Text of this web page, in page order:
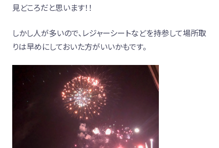
見どころだと思います！！
しかし人が多いので、レジャーシートなどを持参して場所取
りは早めにしておいた方がいいかもです。